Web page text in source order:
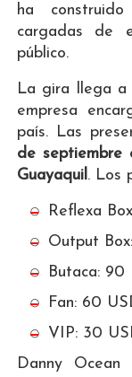
ha
cargadas de
público.
La gira llega a
empresa
país. Las
de septiembre
Guayaquil . Los
Reflexa
Output
Butaca: 90
Fan: 60
VIP: 30
Danny